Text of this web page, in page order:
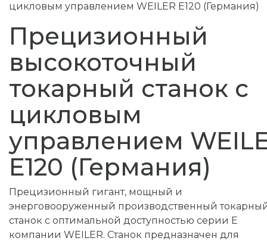
цикловым управлением WEILER E120 (Германия)
Прецизионный
высокоточный
токарный станок с
цикловым
управлением
E120 (Германия)
Прецизионный гигант, мощный и
энерговооруженный производственный
станок с оптимальной доступностью серии Е
компании WEILER. Станок предназначен для